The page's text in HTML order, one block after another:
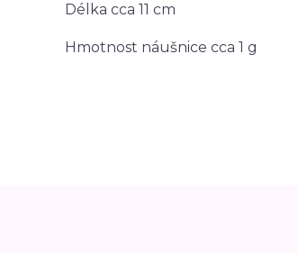
Délka cca 11 cm
Hmotnost náušnice cca 1 g